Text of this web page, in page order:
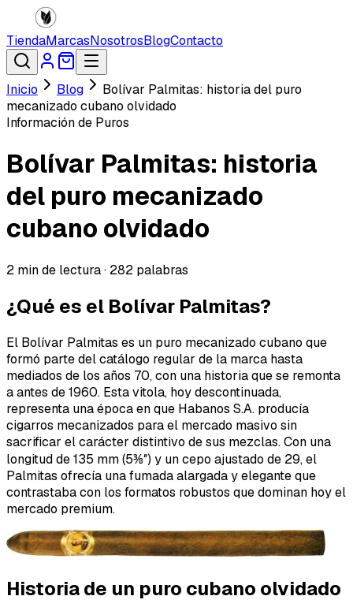
TiendaMarcasNosotrosBlogContacto
Inicio Blog
Bolívar Palmitas: historia del puro
mecanizado cubano olvidado
Información de Puros
Bolívar Palmitas: historia
del puro mecanizado
cubano olvidado
2 min de lectura · 282 palabras
¿Qué es el Bolívar Palmitas?
El Bolívar Palmitas es un puro mecanizado cubano que
formó parte del catálogo regular de la marca hasta
mediados de los años 70, con una historia que se remonta
a antes de 1960. Esta vitola, hoy descontinuada,
representa una época en que Habanos S.A. producía
cigarros mecanizados para el mercado masivo sin
sacrificar el carácter distintivo de sus mezclas. Con una
longitud de 135 mm (5⅜″) y un cepo ajustado de 29, el
Palmitas ofrecía una fumada alargada y elegante que
contrastaba con los formatos robustos que dominan hoy el
mercado premium.
Historia de un puro cubano olvidado